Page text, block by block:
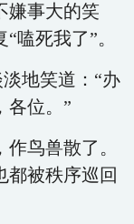
嫌事大的笑
嗑死我了”。
地笑道：“办
各位。”
鸟兽散了。
都被秩序巡回